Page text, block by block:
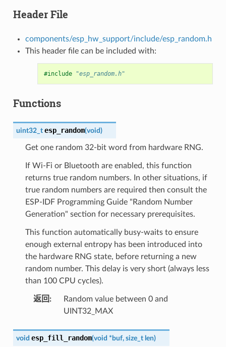
Header File
components/esp_hw_support/include/esp_random.h
This header file can be included with:
#include "esp_random.h"
Functions
uint32_t esp_random(void)
Get one random 32-bit word from hardware RNG.
If Wi-Fi or Bluetooth are enabled, this function
returns true random numbers. In other situations, if
true random numbers are required then consult the
ESP-IDF Programming Guide "Random Number
Generation" section for necessary prerequisites.
This function automatically busy-waits to ensure
enough external entropy has been introduced into
the hardware RNG state, before returning a new
random number. This delay is very short (always less
than 100 CPU cycles).
返回 :
Random value between 0 and
UINT32_MAX
void esp_fill_random(void * buf, size_t len)